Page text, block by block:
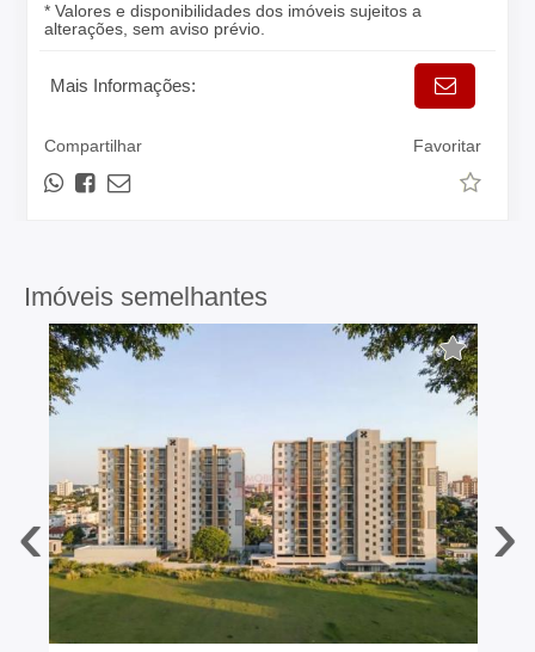
* Valores e disponibilidades dos imóveis sujeitos a
alterações, sem aviso prévio.
Mais Informações:
Compartilhar Favoritar
Imóveis semelhantes
‹ ›